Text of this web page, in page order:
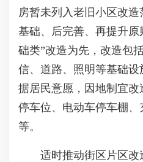
房暂未列入老旧小区改
基础、后完善、再提升
础类”改造为先，改造包
信、道路、照明等基础
据居民意愿，因地制宜改
停车位、电动车停车棚
等。
适时推动街区片区改